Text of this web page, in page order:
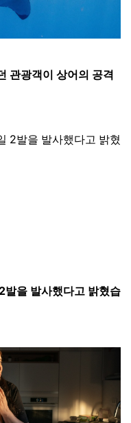
관광객이 상어의 공격
발을 발사했다고 밝혔습